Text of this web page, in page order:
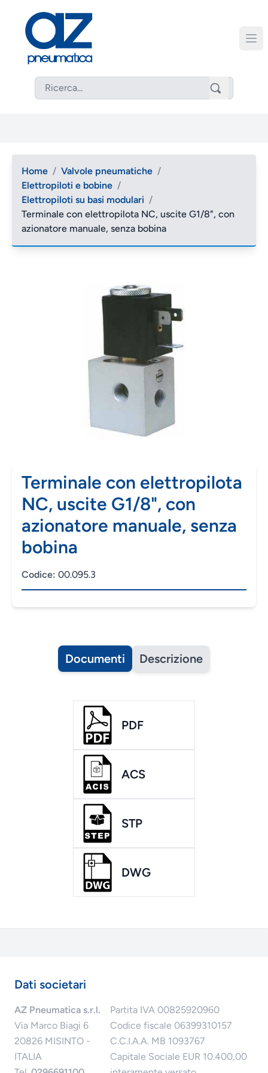
Home / Valvole pneumatiche /
Elettropiloti e bobine /
Elettropiloti su basi modulari /
Terminale con elettropilota NC, uscite G1/8", con
azionatore manuale, senza bobina
Terminale con elettropilota
NC, uscite G1/8", con
azionatore manuale, senza
bobina
Codice: 00.095.3
Documenti Descrizione
PDF
ACS
STP
DWG
Dati societari
AZ Pneumatica s.r.l.
Via Marco Biagi 6
20826 MISINTO -
ITALIA
Partita IVA 00825920960
Codice fiscale 06399310157
C.C.I.A.A. MB 1093767
Capitale Sociale EUR 10.400,00